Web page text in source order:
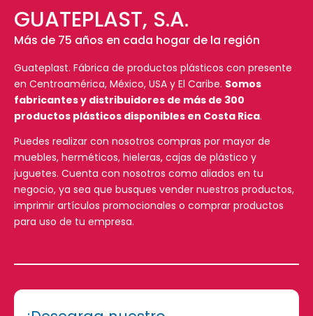
GUATEPLAST, S.A.
Más de 75 años en cada hogar de la región
Guateplast. Fábrica de productos plásticos con presente
en Centroamérica, México, USA y El Caribe. Somos
fabricantes y distribuidores de más de 300
productos plásticos disponibles en Costa Rica.
Puedes realizar con nosotros compras por mayor de
muebles, herméticos, hieleras, cajas de plástico y
juguetes. Cuenta con nosotros como aliados en tu
negocio, ya sea que busques vender nuestros productos,
imprimir artículos promocionales o comprar productos
para uso de tu empresa.